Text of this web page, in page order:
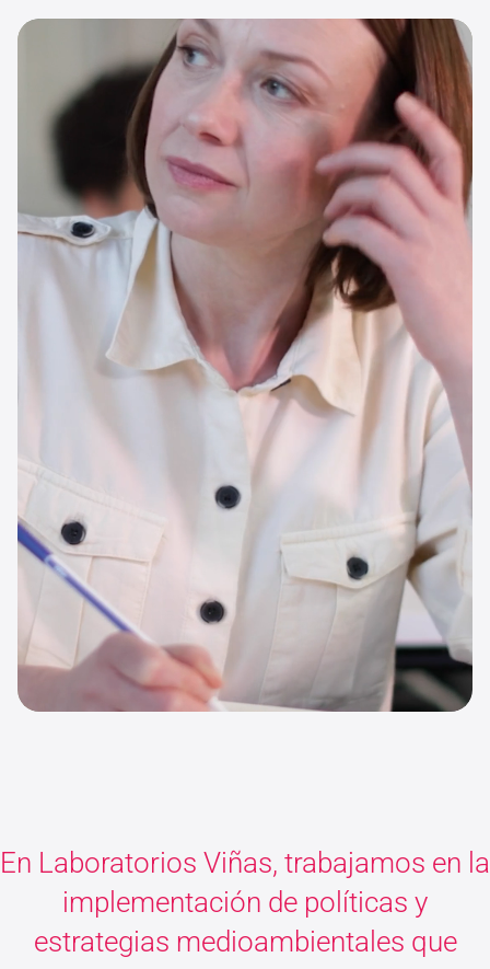
En Laboratorios Viñas, trabajamos en la
implementación de políticas y
estrategias medioambientales que